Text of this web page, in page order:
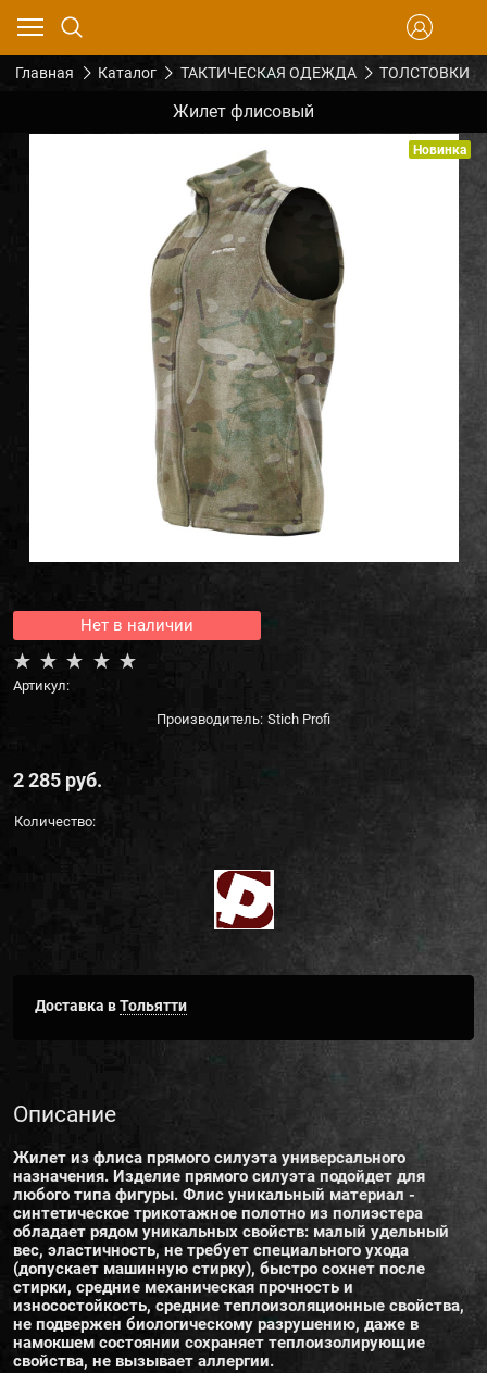
Главная Каталог ТАКТИЧЕСКАЯ ОДЕЖДА ТОЛСТОВКИ
Жилет флисовый
Новинка
Нет в наличии
Артикул:
Производитель: Stich Profi
2 285 руб.
Количество:
Доставка вТольятти
Описание
Жилет из флиса прямого силуэта универсального
назначения. Изделие прямого силуэта подойдет для
любого типа фигуры. Флис уникальный материал -
синтетическое трикотажное полотно из полиэстера
обладает рядом уникальных свойств: малый удельный
вес, эластичность, не требует специального ухода
(допускает машинную стирку), быстро сохнет после
стирки, средние механическая прочность и
износостойкость, средние теплоизоляционные свойства,
не подвержен биологическому разрушению, даже в
намокшем состоянии сохраняет теплоизолирующие
свойства, не вызывает аллергии.